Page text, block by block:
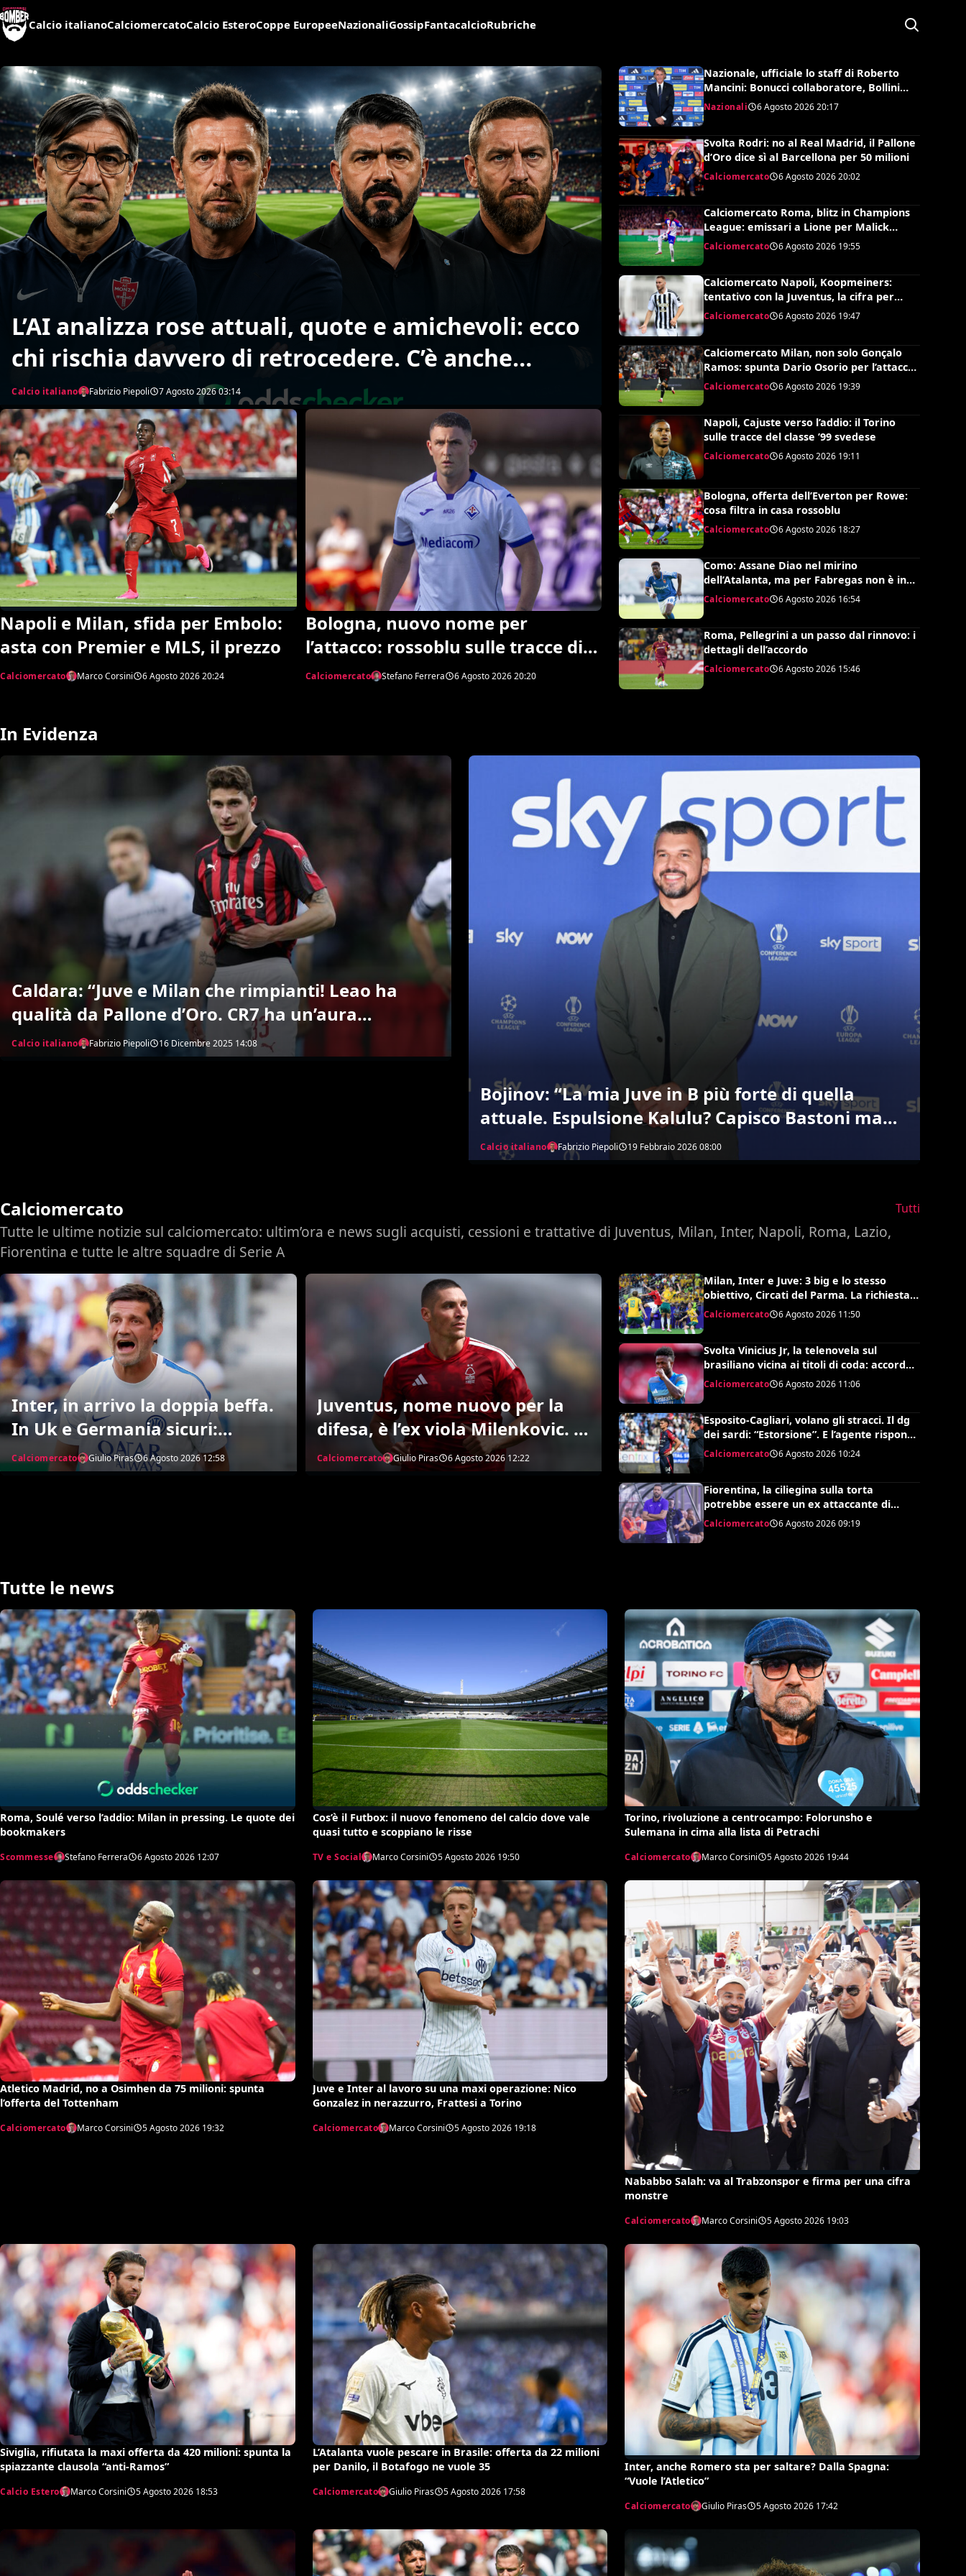
Calcio italianoCalciomercatoCalcio EsteroCoppe EuropeeNazionaliGossipFantacalcioRubriche
L’AI analizza rose attuali, quote e amichevoli: ecco
chi rischia davvero di retrocedere. C’è anche
un’insospettabile
Calcio italiano Fabrizio Piepoli 7 Agosto 202603:14
Napoli e Milan, sfida per Embolo:
asta con Premier e MLS, il prezzo
Calciomercato Marco Corsini 6 Agosto 2026 20:24
Bologna, nuovo nome per
l’attacco: rossoblu sulle tracce di
Piccoli
Calciomercato Stefano Ferrera 6 Agosto 202620:20
Nazionale, ufficiale lo staff di Roberto
Mancini: Bonucci collaboratore, Bollini
vice
Nazionali 6 Agosto 202620:17
Svolta Rodri: no al Real Madrid, il Pallone
d’Oro dice sì al Barcellona per 50 milioni
Calciomercato 6 Agosto 202620:02
Calciomercato Roma, blitz in Champions
League: emissari a Lione per Malick
Fofana
Calciomercato 6 Agosto 2026 19:55
Calciomercato Napoli, Koopmeiners:
tentativo con la Juventus, la cifra per
chiudere
Calciomercato 6 Agosto 2026 19:47
Calciomercato Milan, non solo Gonçalo
Ramos: spunta Dario Osorio per l’attacco
di Amorim
Calciomercato 6 Agosto 2026 19:39
Napoli, Cajuste verso l’addio: il Torino
sulle tracce del classe ’99 svedese
Calciomercato 6 Agosto 2026 19:11
Bologna, offerta dell’Everton per Rowe:
cosa filtra in casa rossoblu
Calciomercato 6 Agosto 2026 18:27
Como: Assane Diao nel mirino
dell’Atalanta, ma per Fabregas non è in
uscita
Calciomercato 6 Agosto 2026 16:54
Roma, Pellegrini a un passo dal rinnovo: i
dettagli dell’accordo
Calciomercato 6 Agosto 2026 15:46
In Evidenza
Caldara: “Juve e Milan che rimpianti! Leao ha
qualità da Pallone d’Oro. CR7 ha un’aura
incredibile. Di Ilicic mi stringe il cuore!”
Calcio italiano Fabrizio Piepoli 16 Dicembre 2025 14:08
Bojinov: “La mia Juve in B più forte di quella
attuale. Espulsione Kalulu? Capisco Bastoni ma
non Chivu. Fiorentina? Ci sono passato anch’io,
ecco come ci salvammo!”
Calcio italiano Fabrizio Piepoli 19 Febbraio 2026 08:00
Calciomercato Tutti
Tutte le ultime notizie sul calciomercato: ultim’ora e news sugli acquisti, cessioni e trattative di Juventus, Milan, Inter, Napoli, Roma, Lazio,
Fiorentina e tutte le altre squadre di Serie A
Inter, in arrivo la doppia beffa.
In Uk e Germania sicuri:
“Romero all’Atletico e Diaby al
Bayer”
Calciomercato Giulio Piras 6 Agosto 202612:58
Juventus, nome nuovo per la
difesa, è l’ex viola Milenkovic. Il
Nottingham chiede quasi 30
milioni
Calciomercato Giulio Piras 6 Agosto 2026 12:22
Milan, Inter e Juve: 3 big e lo stesso
obiettivo, Circati del Parma. La richiesta è
di 35 milioni
Calciomercato 6 Agosto 2026 11:50
Svolta Vinicius Jr, la telenovela sul
brasiliano vicina ai titoli di coda: accordo
monstre
Calciomercato 6 Agosto 2026 11:06
Esposito-Cagliari, volano gli stracci. Il dg
dei sardi: “Estorsione”. E l’agente risponde
in maniera durissima
Calciomercato 6 Agosto 2026 10:24
Fiorentina, la ciliegina sulla torta
potrebbe essere un ex attaccante di
Grosso: occhi su Pinamonti
Calciomercato 6 Agosto 202609:19
Tutte le news
Roma, Soulé verso l’addio: Milan in pressing. Le quote dei
bookmakers
Scommesse Stefano Ferrera 6 Agosto 2026 12:07
Cos’è il Futbox: il nuovo fenomeno del calcio dove vale
quasi tutto e scoppiano le risse
TV e Social Marco Corsini 5 Agosto 2026 19:50
Torino, rivoluzione a centrocampo: Folorunsho e
Sulemana in cima alla lista di Petrachi
Calciomercato Marco Corsini 5 Agosto 2026 19:44
Atletico Madrid, no a Osimhen da 75 milioni: spunta
l’offerta del Tottenham
Calciomercato Marco Corsini 5 Agosto 2026 19:32
Juve e Inter al lavoro su una maxi operazione: Nico
Gonzalez in nerazzurro, Frattesi a Torino
Calciomercato Marco Corsini 5 Agosto 2026 19:18
Nababbo Salah: va al Trabzonspor e firma per una cifra
monstre
Calciomercato Marco Corsini 5 Agosto 2026 19:03
Siviglia, rifiutata la maxi offerta da 420 milioni: spunta la
spiazzante clausola “anti-Ramos”
Calcio Estero Marco Corsini 5 Agosto 2026 18:53
L’Atalanta vuole pescare in Brasile: offerta da 22 milioni
per Danilo, il Botafogo ne vuole 35
Calciomercato Giulio Piras 5 Agosto 2026 17:58
Inter, anche Romero sta per saltare? Dalla Spagna:
“Vuole l’Atletico”
Calciomercato Giulio Piras 5 Agosto 2026 17:42